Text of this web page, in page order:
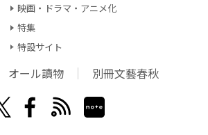
映画・ドラマ・アニメ化
特集
特設サイト
オール讀物 別冊文藝春秋